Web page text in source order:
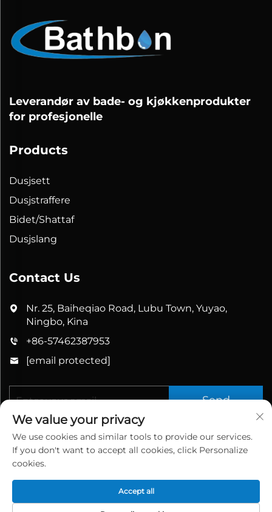
Leverandør av bade- og kjøkkenprodukter
for profesjonelle
Products
Dusjsett
Dusjstraffere
Bidet/Shattaf
Dusjslang
Contact Us
Nr. 25, Baiheqiao Road, Lubu Town, Yuyao,
Ningbo, Kina
+86-57462387953
[email protected]
Send
Copyright © 2025 China Yuyao Bathbon Sanitary
We value your privacy
We use cookies and similar tools to provide our services.
If you don't want to accept all cookies, click Personalize
cookies.
Accept all